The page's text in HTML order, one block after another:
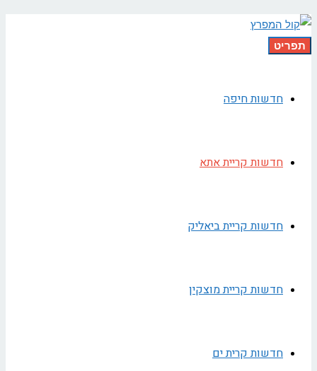
תפריט
חדשות חיפה
חדשות קריית אתא
חדשות קריית ביאליק
חדשות קריית מוצקין
חדשות קרית ים